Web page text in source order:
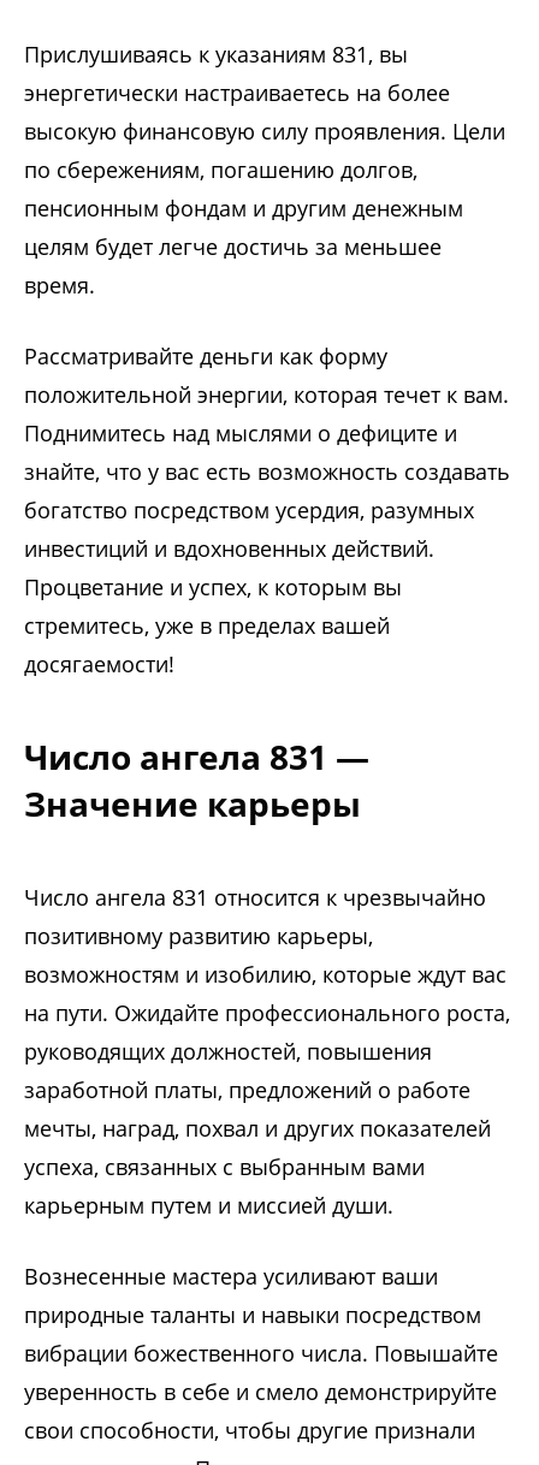
Прислушиваясь к указаниям 831, вы
энергетически настраиваетесь на более
высокую финансовую силу проявления. Цели
по сбережениям, погашению долгов,
пенсионным фондам и другим денежным
целям будет легче достичь за меньшее
время.
Рассматривайте деньги как форму
положительной энергии, которая течет к вам.
Поднимитесь над мыслями о дефиците и
знайте, что у вас есть возможность создавать
богатство посредством усердия, разумных
инвестиций и вдохновенных действий.
Процветание и успех, к которым вы
стремитесь, уже в пределах вашей
досягаемости!
Число ангела 831 —
Значение карьеры
Число ангела 831 относится к чрезвычайно
позитивному развитию карьеры,
возможностям и изобилию, которые ждут вас
на пути. Ожидайте профессионального роста,
руководящих должностей, повышения
заработной платы, предложений о работе
мечты, наград, похвал и других показателей
успеха, связанных с выбранным вами
карьерным путем и миссией души.
Вознесенные мастера усиливают ваши
природные таланты и навыки посредством
вибрации божественного числа. Повышайте
уверенность в себе и смело демонстрируйте
свои способности, чтобы другие признали